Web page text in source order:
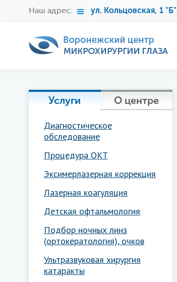
Наш адрес: ул. Кольцовская, 1 "Б"
Услуги О центре
Диагностическое
обследование
Процедура ОКТ
Эксимерлазерная коррекция
Лазерная коагуляция
Детская офтальмология
Подбор ночных линз
(ортокератология), очков
Ультразвуковая хирургия
катаракты